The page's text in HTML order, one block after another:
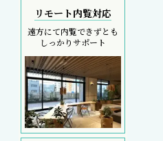
リモート内覧対応
遠方にて内覧できずとも
しっかりサポート